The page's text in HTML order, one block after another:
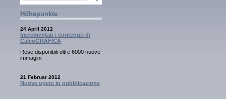
Höhepunkte
24 April 2012
Incrementati i contenuti di
CalcoGRAFICA
Rese disponibili oltre 6000 nuove
immagini
21 Februar 2012
Nuove opere in pubblicazione